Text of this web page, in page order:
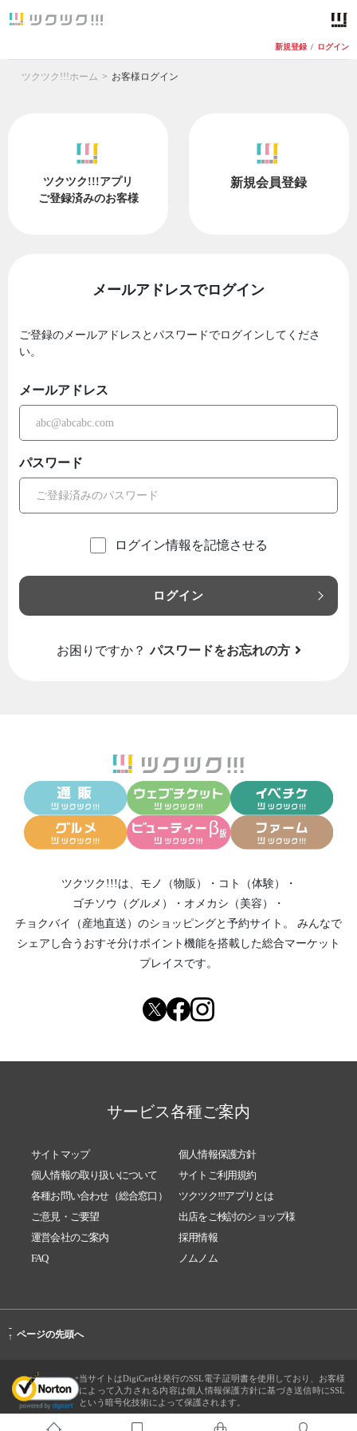
新規登録 / ログイン
ツクツク!!!ホーム お客様ログイン
ツクツク!!!アプリ
ご登録済みのお客様
新規会員登録
メールアドレスでログイン
ご登録のメールアドレスとパスワードでログインしてくださ
い。
メールアドレス
パスワード
ログイン情報を記憶させる
ログイン
お困りですか？ パスワードをお忘れの方
ツクツク!!!は、 モノ（物販） ・ コト（体験）
・
ゴチソウ（グルメ）
・ オメカシ（美容）
・
チョクバイ（産地直送） のショッピングと予約サイト。
みんなで
シェアし合う おすそ分けポイント機能を搭載した総合マーケット
プレイスです。
サービス各種ご案内
サイトマップ
個人情報保護方針
個人情報の取り扱いについて
サイトご利用規約
各種お問い合わせ（総合窓口）
ツクツク!!!アプリとは
ご意見・ご要望
出店をご検討のショップ様
運営会社のご案内
採用情報
FAQ
ノムノム
-
↑ ページの先頭へ
当サイトはDigiCert社発行のSSL電子証明書を使用しており、お客様
によって入力される内容は個人情報保護方針に基づき送信時にSSL
という暗号化技術によって保護されます。